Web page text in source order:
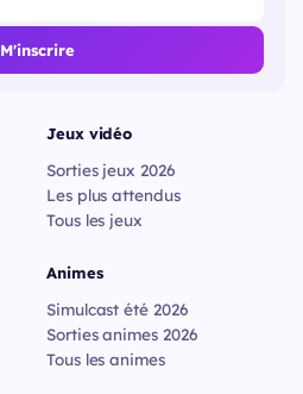
M'inscrire
Jeux vidéo
Sorties jeux 2026
Les plus attendus
Tous les jeux
Animes
Simulcast été 2026
Sorties animes 2026
Tous les animes